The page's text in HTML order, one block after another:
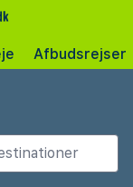
Afbudsrejser